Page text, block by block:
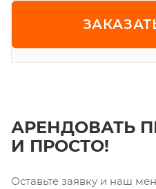
АРЕНДОВАТЬ
И ПРОСТО!
Оставьте заявку и наш